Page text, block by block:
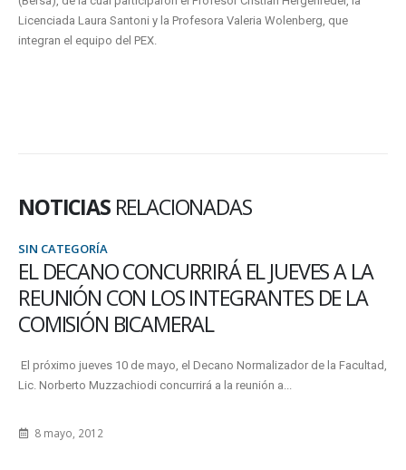
Licenciada Laura Santoni y la Profesora Valeria Wolenberg, que
integran el equipo del PEX.
NOTICIAS RELACIONADAS
SIN CATEGORÍA
EL DECANO CONCURRIRÁ EL JUEVES A LA
REUNIÓN CON LOS INTEGRANTES DE LA
COMISIÓN BICAMERAL
El próximo jueves 10 de mayo, el Decano Normalizador de la Facultad,
Lic. Norberto Muzzachiodi concurrirá a la reunión a...
8 mayo, 2012